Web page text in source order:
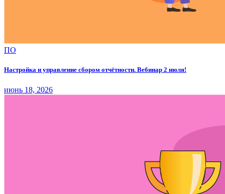
ПО
Настройка и управление сбором отчётности. Вебинар 2 июля!
июнь 18, 2026